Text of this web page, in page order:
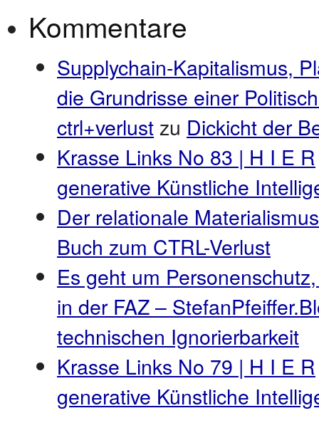
Kommentare
Supplychain-Kapitalismus,
die Grundrisse einer
ctrl+verlustzu Dickicht der
Krasse Links No 83 | H I E R
generative Künstliche
Der relationale
Buch zum CTRL-Verlust
Es geht um
in der FAZ –
technischen Ignorierbarkeit
Krasse Links No 79 | H I E R
generative Künstliche